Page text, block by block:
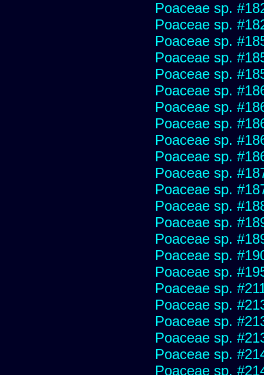
Poaceae sp.
Poaceae sp.
Poaceae sp.
Poaceae sp.
Poaceae sp.
Poaceae sp.
Poaceae sp.
Poaceae sp.
Poaceae sp.
Poaceae sp.
Poaceae sp.
Poaceae sp.
Poaceae sp.
Poaceae sp.
Poaceae sp.
Poaceae sp.
Poaceae sp.
Poaceae sp.
Poaceae sp.
Poaceae sp.
Poaceae sp.
Poaceae sp.
Poaceae sp.